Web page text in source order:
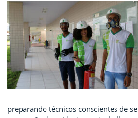
preparando técnicos conscientes de